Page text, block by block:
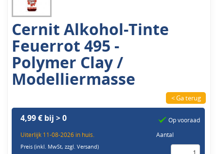
Cernit Alkohol-Tinte
Feuerrot 495 -
Polymer Clay /
Modelliermasse
< Ga terug
4,99 € bij > 0
Uiterlijk 11-08-2026 in huis.
Preis (inkl. MwSt,zzgl. Versand)
Op vooraad
Aantal